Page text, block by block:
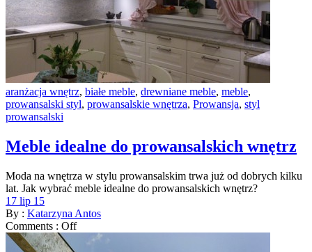
aranżacja wnętrz, białe meble, drewniane meble, meble,
prowansalski styl, prowansalskie wnętrza, Prowansja, styl
prowansalski
Meble idealne do prowansalskich wnętrz
Moda na wnętrza w stylu prowansalskim trwa już od dobrych kilku
lat. Jak wybrać meble idealne do prowansalskich wnętrz?
17 lip 15
By : Katarzyna Antos
Comments : Off